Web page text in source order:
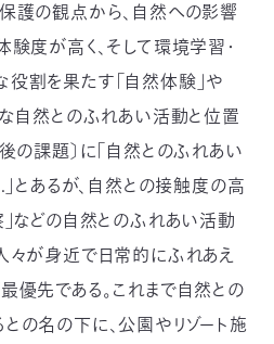
護の観点から、自然への影響
度が高く、そして環境学習・
割を果たす「自然体験」や
な自然とのふれあい活動と位置
の課題〕に「自然とのふれあい
とあるが、自然との接触度の高
」などの自然とのふれあい活動
々が身近で日常的にふれあえ
優先である。これまで自然との
の名の下に、公園やリゾート施